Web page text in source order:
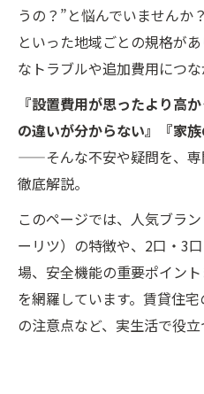
うの？”と悩んでいませんか
といった地域ごとの規格が
なトラブルや追加費用につな
『設置費用が思ったより高
の違いが分からない』『家
——そんな不安や疑問を、専
徹底解説。
このページでは、人気ブラ
ーリツ）の特徴や、2口・3
場、安全機能の重要ポイン
を網羅しています。賃貸住
の注意点など、実生活で役立